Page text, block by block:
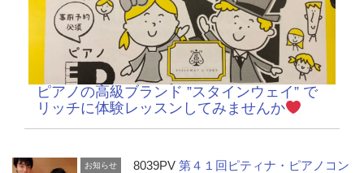
ピアノの高級ブランド ”スタインウェイ” で
リッチに体験レッスンしてみませんか
お知らせ 8039PV第４１回ピティナ・ピアノコン